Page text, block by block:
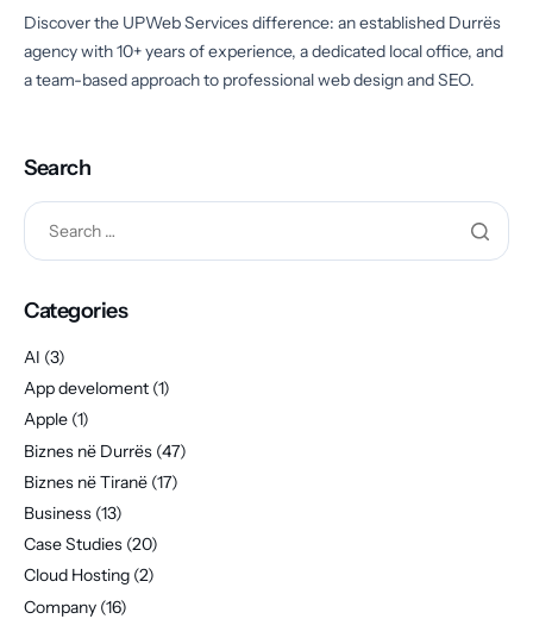
Discover the UPWeb Services difference: an established Durrës
agency with 10+ years of experience, a dedicated local office, and
a team-based approach to professional web design and SEO.
Search
Categories
AI (3)
App develoment (1)
Apple (1)
Biznes në Durrës (47)
Biznes në Tiranë (17)
Business (13)
Case Studies (20)
Cloud Hosting (2)
Company (16)